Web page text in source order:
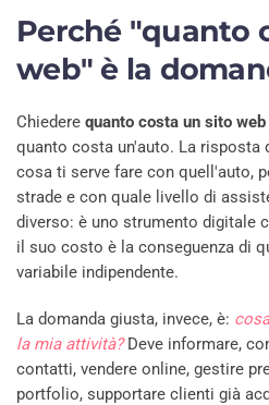
Perché "quanto
web" è la
Chiedere quanto costa un sito web
quanto costa un'auto. La risposta
cosa ti serve fare con quell'auto,
strade e con quale livello di
diverso: è uno strumento digitale
il suo costo è la conseguenza di
variabile indipendente.
La domanda giusta, invece, è:
la mia attività?Deve informare,
contatti, vendere online, gestire
portfolio, supportare clienti già